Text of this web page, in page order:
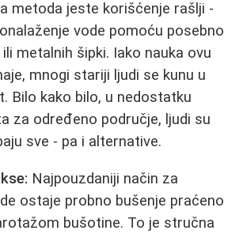
metoda jeste korišćenje rašlji -
vode pomoću posebno
metalnih šipki. Iako nauka ovu
mnogi stariji ljudi se kunu u
Bilo kako bilo, u nedostatku
za određeno područje, ljudi su
sve - pa i alternative.
Najpouzdaniji način za
ostaje probno bušenje praćeno
bušotine. To je stručna